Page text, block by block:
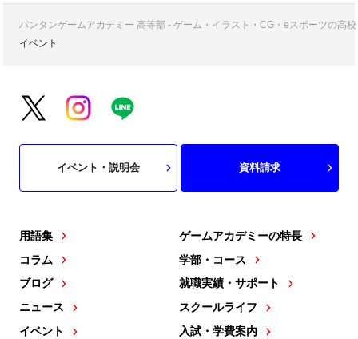
バンタンゲームアカデミー 高等部 - ゲーム・イラスト・CG・eスポーツの高
イベント
用語集
コラム
ブログ
ニュース
イベント
ゲームアカデミーの特長
学部・コース
就職実績・サポート
スクールライフ
入試・学費案内
イベント・説明会 資料請求